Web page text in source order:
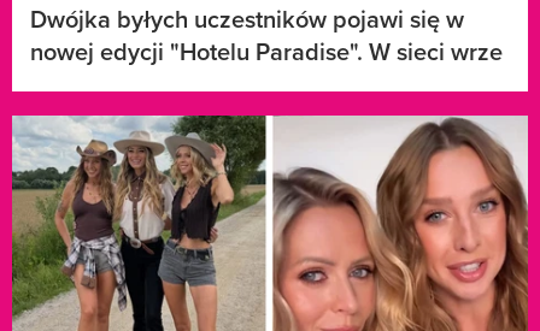
Dwójka byłych uczestników pojawi się w
nowej edycji "Hotelu Paradise". W sieci wrze